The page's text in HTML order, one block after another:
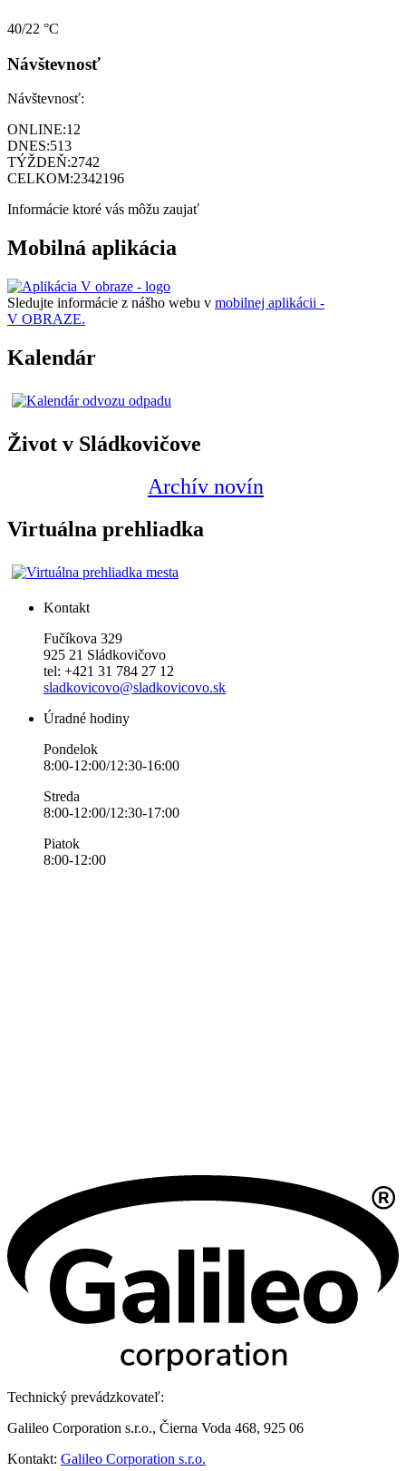
40/22 °C
Návštevnosť
Návštevnosť:
ONLINE:12
DNES:513
TÝŽDEŇ:2742
CELKOM:2342196
Informácie ktoré vás môžu zaujať
Mobilná aplikácia
Sledujte informácie z nášho webu v mobilnej aplikácii -
V OBRAZE.
Kalendár
Život v Sládkovičove
Archív novín
Virtuálna prehliadka
Kontakt
Fučíkova 329
925 21 Sládkovičovo
tel: +421 31 784 27 12
sladkovicovo@sladkovicovo.sk
Úradné hodiny
Pondelok
8:00-12:00/12:30-16:00
Streda
8:00-12:00/12:30-17:00
Piatok
8:00-12:00
Technický prevádzkovateľ:
Galileo Corporation s.r.o., Čierna Voda 468, 925 06
Kontakt: Galileo Corporation s.r.o.